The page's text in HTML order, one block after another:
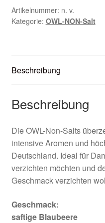
Artikelnummer: n. v.
Kategorie: OWL-NON-Salt
Beschreibung
Beschreibung
Die OWL-Non-Salts
intensive Aromen und
Deutschland. Ideal für
verzichten möchten und
Geschmack verzichten
Geschmack:
saftige Blaubeere